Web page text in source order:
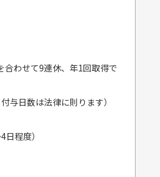
合わせて9連休、年1回取得で
与日数は法律に則ります）
程度）